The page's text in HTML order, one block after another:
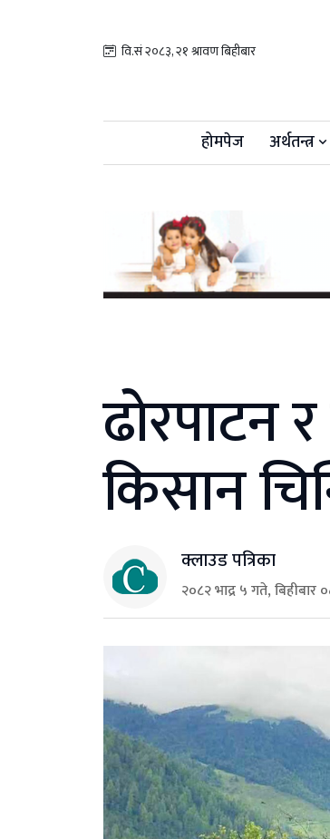
वि.सं २०८३, २१ श्रावण बिहीबार
होमपेज अर्थतन्त्र
ढोरपाटन
किसान
क्लाउड पत्रिका
२०८२ भाद्र ५ गते, बिहीबार